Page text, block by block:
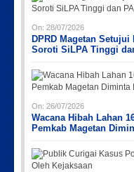
On: 28/07/2026
DPRD Magetan
Soroti SiLPA Tinggi
On: 26/07/2026
Wacana Hibah Lahan
Pemkab Magetan